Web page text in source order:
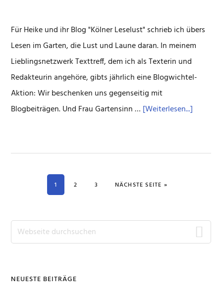
Für Heike und ihr Blog "Kölner Leselust" schrieb ich übers
Lesen im Garten, die Lust und Laune daran. In meinem
Lieblingsnetzwerk Texttreff, dem ich als Texterin und
Redakteurin angehöre, gibts jährlich eine Blogwichtel-
Aktion: Wir beschenken uns gegenseitig mit
Blogbeiträgen. Und Frau Gartensinn … [Weiterlesen...]
im
SEITE
1 SEITE
2 SEITE
3 NÄCHSTE SEITE AUFRUFEN
»
Seitenspalte
Webseite
durchsuchen
NEUESTE BEITRÄGE